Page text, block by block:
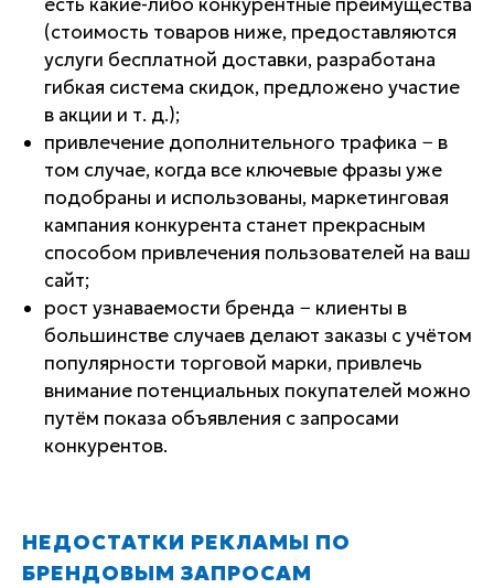
(стоимость товаров ниже, предоставляются
услуги бесплатной доставки, разработана
гибкая система скидок, предложено участие
в акции и т. д.);
привлечение дополнительного трафика − в
том случае, когда все ключевые фразы уже
подобраны и использованы, маркетинговая
кампания конкурента станет прекрасным
способом привлечения пользователей на ваш
сайт;
рост узнаваемости бренда − клиенты в
большинстве случаев делают заказы с учётом
популярности торговой марки, привлечь
внимание потенциальных покупателей можно
путём показа объявления с запросами
конкурентов.
НЕДОСТАТКИ РЕКЛАМЫ ПО
БРЕНДОВЫМ ЗАПРОСАМ